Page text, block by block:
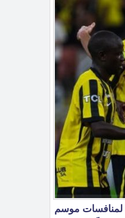
لمنافسات موسم